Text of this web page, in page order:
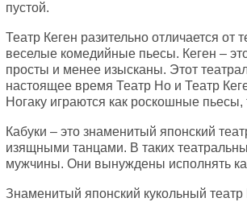
пустой.
Театр Кеген разительно отличается
веселые комедийные пьесы. Кеген –
просты и менее изысканы. Этот
настоящее время Театр Но и Театр
Ногаку играются как роскошные пьесы,
Кабуки – это знаменитый японский
изящными танцами. В таких
мужчины. Они вынуждены исполнять
Знаменитый японский кукольный